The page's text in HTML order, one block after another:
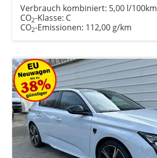
Verbrauch kombiniert: 5,00 l/100km
CO2-Klasse: C
CO2-Emissionen: 112,00 g/km